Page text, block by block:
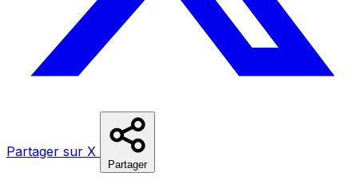
Partager sur X
Partager